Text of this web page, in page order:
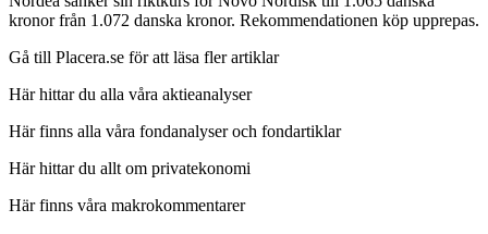
kronor från 1.072 danska kronor. Rekommendationen köp upprepas.
Gå till Placera.se för att läsa fler artiklar
Här hittar du alla våra aktieanalyser
Här finns alla våra fondanalyser och fondartiklar
Här hittar du allt om privatekonomi
Här finns våra makrokommentarer